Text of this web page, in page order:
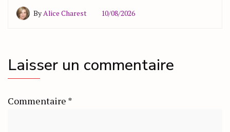
ByAlice Charest 10/08/2026
Laisser un commentaire
Commentaire *